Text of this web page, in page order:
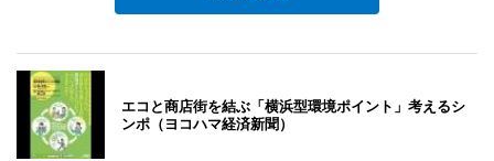
エコと商店街を結ぶ「横浜型環境ポイント」考えるシ
ンポ（ヨコハマ経済新聞）